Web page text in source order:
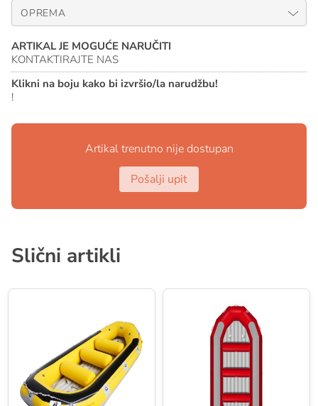
WW4
OPREMA
ARTIKAL JE MOGUĆE NARUČITI
KONTAKTIRAJTE NAS
Klikni na boju kako bi izvršio/la narudžbu!
!
Artikal trenutno nije dostupan
Pošalji upit
Slični artikli